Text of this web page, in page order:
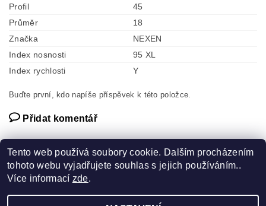
Profil
45
Průměr
18
Značka
NEXEN
Index nosnosti
95 XL
Index rychlosti
Y
Buďte první, kdo napíše příspěvek k této položce.
Přidat komentář
Tento web používá soubory cookie. Dalším procházením
tohoto webu vyjadřujete souhlas s jejich používáním..
Více informací zde.